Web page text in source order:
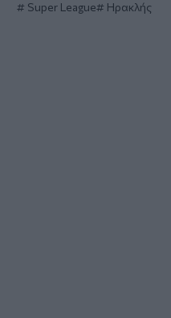
Super League
Ηρακλής